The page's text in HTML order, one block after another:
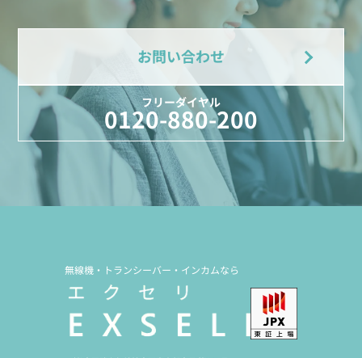
お問い合わせ
フリーダイヤル
0120-880-200
無線機・トランシーバー・インカムなら